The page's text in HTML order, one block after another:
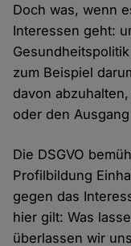
Doch was, wenn
Interessen geht:
zum Beispiel
davon
oder den
Die DSGVO
Profilbildung
gegen das
hier gilt: Was
überlassen wir